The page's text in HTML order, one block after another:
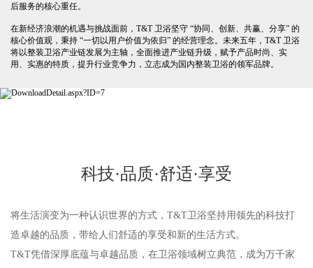
后服务的核心重任。
在新经济浪潮的机遇与挑战面前，T&T 卫浴坚守 “协同、创新、共赢、分享” 的
核心价值观，秉持 “一切以用户价值为依归” 的经营理念。未来五年，T&T 卫浴
将以整装卫浴产业链发展为主轴，全面推进产业链升级，赋予产品时尚、实
用、实惠的特质，提升行业竞争力，立志成为国内整装卫浴的领军品牌。
科技·品质·舒适·享受
将生活演变为一种认识世界的方式，T&T卫浴坚持用领先的科技打
造卓越的品质，带给人们舒适的享受和新的生活方式。
T&T凭借深厚底蕴与卓越品质，在卫浴领域树立典范，成为万千家